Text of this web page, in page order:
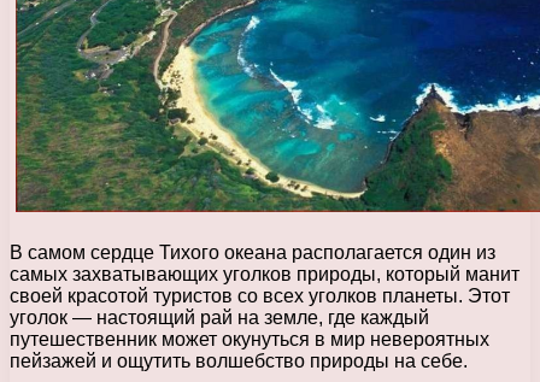
В самом сердце Тихого океана располагается один из
самых захватывающих уголков природы, который манит
своей красотой туристов со всех уголков планеты. Этот
уголок — настоящий рай на земле, где каждый
путешественник может окунуться в мир невероятных
пейзажей и ощутить волшебство природы на себе.